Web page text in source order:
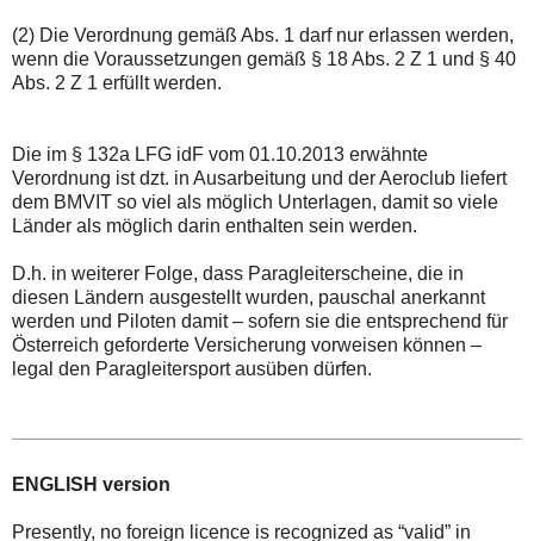
(2) Die Verordnung gemäß Abs. 1 darf nur erlassen werden,
wenn die Voraussetzungen gemäß § 18 Abs. 2 Z 1 und § 40
Abs. 2 Z 1 erfüllt werden.
Die im § 132a LFG idF vom 01.10.2013 erwähnte
Verordnung ist dzt. in Ausarbeitung und der Aeroclub liefert
dem BMVIT so viel als möglich Unterlagen, damit so viele
Länder als möglich darin enthalten sein werden.
D.h. in weiterer Folge, dass Paragleiterscheine, die in
diesen Ländern ausgestellt wurden, pauschal anerkannt
werden und Piloten damit – sofern sie die entsprechend für
Österreich geforderte Versicherung vorweisen können –
legal den Paragleitersport ausüben dürfen.
ENGLISH version
Presently, no foreign licence is recognized as “valid” in